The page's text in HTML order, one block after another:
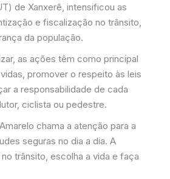
de Xanxerê, intensificou as
e fiscalização no trânsito,
da população.
as ações têm como principal
promover o respeito às leis
a responsabilidade de cada
ciclista ou pedestre.
chama a atenção para a
seguras no dia a dia. A
trânsito, escolha a vida e faça